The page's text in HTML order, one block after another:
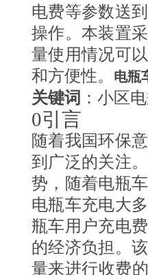
电费等参数送
操作。本装置
量使用情况可
和方便性。
电瓶
关键词 ：小区
0引言
随着我国环保
到广泛的关注
势，随着电瓶
电瓶车充电大
瓶车用户充电
的经济负担。
量来进行收费